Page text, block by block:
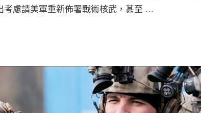
考慮請美軍重新佈署戰術核武，甚至 …